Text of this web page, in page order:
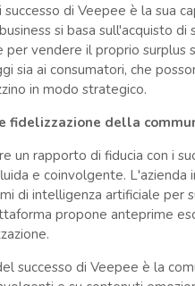
di Veepee è la sua
si basa sull'acquisto
per vendere il proprio surplus
sia ai consumatori, che
in modo strategico.
fidelizzazione della
un rapporto di fiducia con i
e coinvolgente.
di intelligenza artificiale per
propone anteprime
successo di Veepee è la